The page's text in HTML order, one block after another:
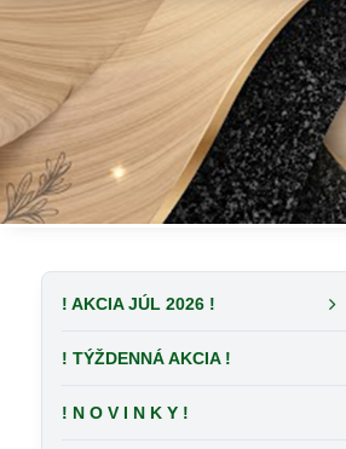
! AKCIA JÚL 2026 !
! TÝŽDENNÁ AKCIA !
! N O V I N K Y !